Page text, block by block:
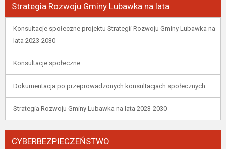
Strategia Rozwoju Gminy Lubawka na lata
Konsultacje społeczne projektu Strategii Rozwoju Gminy Lubawka na
lata 2023-2030
Konsultacje społeczne
Dokumentacja po przeprowadzonych konsultacjach społecznych
Strategia Rozwoju Gminy Lubawka na lata 2023-2030
CYBERBEZPIECZEŃSTWO